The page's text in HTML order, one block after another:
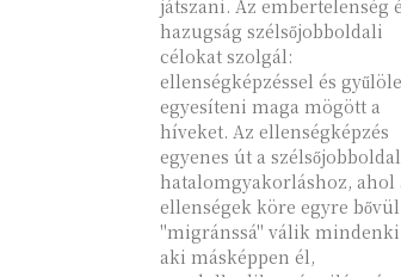
játszani. Az embertelenség
hazugság szélsőjobboldali
célokat szolgál:
ellenségképzéssel és
egyesíteni maga mögött a
híveket. Az ellenségképzés
egyenes út a
hatalomgyakorláshoz, ahol
ellenségek köre egyre
"migránssá" válik
aki másképpen él,